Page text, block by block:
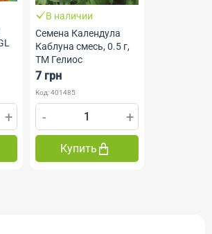
+
В наличии
Семена Календула
Каблуна смесь, 0.5 г,
ТМ Гелиос
7 грн
Код: 401485
- +
Купить